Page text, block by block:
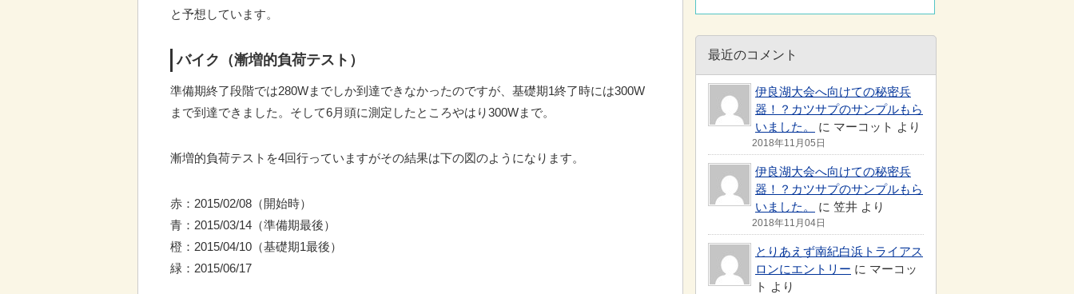
と予想しています。
バイク（漸増的負荷テスト）
準備期終了段階では280Wまでしか到達できなかったのですが、基礎期1終了時には300W
まで到達できました。そして6月頭に測定したところやはり300Wまで。
漸増的負荷テストを4回行っていますがその結果は下の図のようになります。
赤：2015/02/08（開始時）
青：2015/03/14（準備期最後）
橙：2015/04/10（基礎期1最後）
緑：2015/06/17
最近のコメント
伊良湖大会へ向けての秘密兵
器！？カツサプのサンプルもら
いました。
に マーコット より
2018年11月05日
伊良湖大会へ向けての秘密兵
器！？カツサプのサンプルもら
いました。
に 笠井 より
2018年11月04日
とりあえず南紀白浜トライアス
ロンにエントリー に マーコッ
ト より